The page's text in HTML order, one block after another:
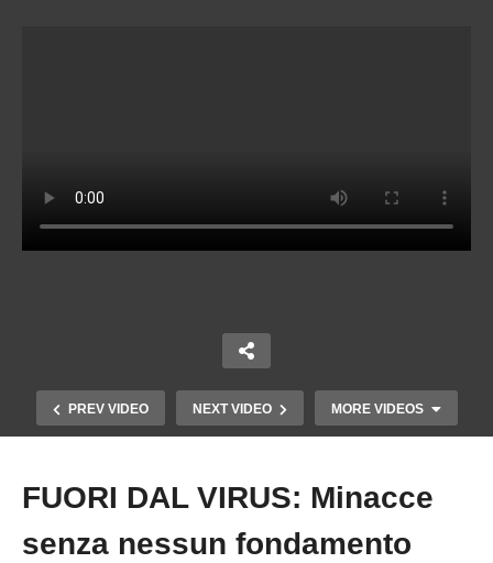
PREV VIDEO NEXT VIDEO MORE VIDEOS
Copy Embed Code
FUORI DAL VIRUS: Minacce
senza nessun fondamento